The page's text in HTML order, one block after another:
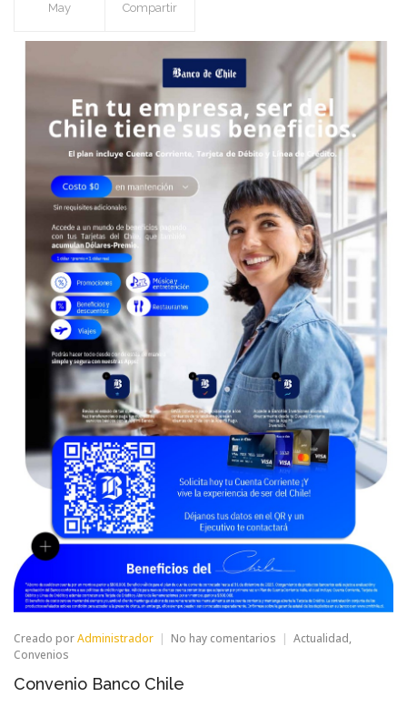
May Compartir
Creado porAdministrador No hay comentarios en Actualidad,
Convenios
Convenio Banco Chile